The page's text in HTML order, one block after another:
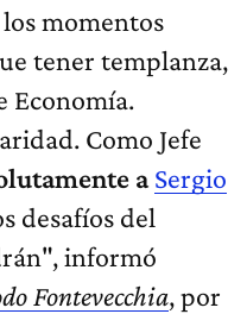
momentos
tener templanza,
Economía.
Como Jefe
aSergio
desafíos del
informó
Fontevecchia, por